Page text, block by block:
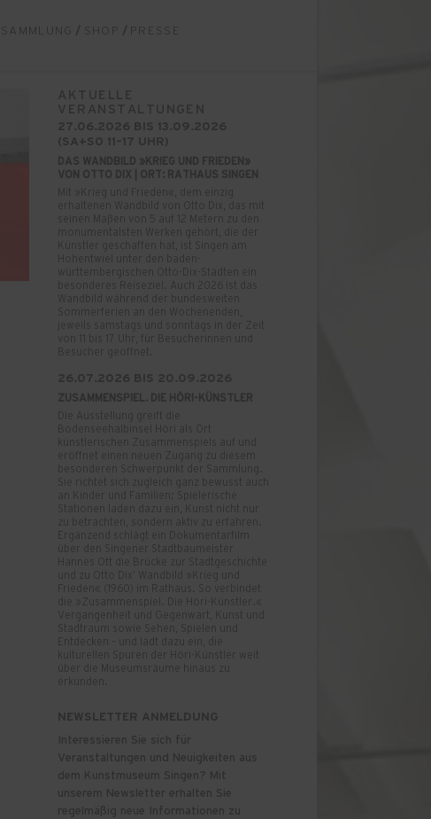
SAMMLUNG / SHOP / PRESSE
AKTUELLE
VERANSTALTUNGEN
DAS WANDBILD »KRIEG UND FRIEDEN»
VON OTTO DIX | ORT: RATHAUS SINGEN
Mit »Krieg und Frieden«, dem einzig
erhaltenen Wandbild von Otto Dix, das mit
seinen Maßen von 5 auf 12 Metern zu den
monumentalsten Werken gehört, die der
Künstler geschaffen hat, ist Singen am
Hohentwiel unter den baden-
württembergischen Otto-Dix-Städten ein
besonderes Reiseziel. Auch 2026 ist das
Wandbild während der bundesweiten
Sommerferien an den Wochenenden,
jeweils samstags und sonntags in der Zeit
von 11 bis 17 Uhr, für Besucherinnen und
Besucher geöffnet.
ZUSAMMENSPIEL. DIE HÖRI-KÜNSTLER
Die Ausstellung greift die
Bodenseehalbinsel Höri als Ort
künstlerischen Zusammenspiels auf und
eröffnet einen neuen Zugang zu diesem
besonderen Schwerpunkt der Sammlung.
Sie richtet sich zugleich ganz bewusst auch
Stationen laden dazu ein, Kunst nicht nur
zu betrachten, sondern aktiv zu erfahren.
Ergänzend schlägt ein Dokumentarfilm
über den Singener Stadtbaumeister
Hannes Ott die Brücke zur Stadtgeschichte
und zu Otto Dix’ Wandbild »Krieg und
Frieden« (1960) im Rathaus. So verbindet
die »Zusammenspiel. Die Höri-Künstler.«
Vergangenheit und Gegenwart, Kunst und
Stadtraum sowie Sehen, Spielen und
Entdecken – und lädt dazu ein, die
kulturellen Spuren der Höri-Künstler weit
über die Museumsräume hinaus zu
Interessieren Sie sich für
Veranstaltungen und Neuigkeiten aus
dem Kunstmuseum Singen? Mit
unserem Newsletter erhalten Sie
regelmäßig neue Informationen zu